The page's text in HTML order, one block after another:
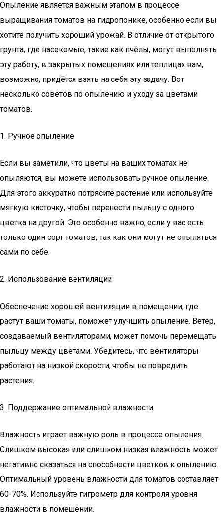
Опыление является важным этапом в процессе
выращивания томатов на гидропонике, особенно если вы
хотите получить хороший урожай. В отличие от открытого
грунта, где насекомые, такие как пчёлы, могут выполнять
эту работу, в закрытых помещениях или теплицах вам,
возможно, придётся взять на себя эту задачу. Вот
несколько советов по опылению и уходу за цветами
томатов.
1. Ручное опыление
Если вы заметили, что цветы на ваших томатах не
опыляются, вы можете использовать ручное опыление.
Для этого аккуратно потрясите растение или используйте
мягкую кисточку, чтобы перенести пыльцу с одного
цветка на другой. Это особенно важно, если у вас есть
только один сорт томатов, так как они могут не опыляться
сами по себе.
2. Использование вентиляции
Обеспечение хорошей вентиляции в помещении, где
растут ваши томаты, поможет улучшить опыление. Ветер,
создаваемый вентиляторами, может помочь перемещать
пыльцу между цветами. Убедитесь, что вентиляторы
работают на низкой скорости, чтобы не повредить
растения.
3. Поддержание оптимальной влажности
Влажность играет важную роль в процессе опыления.
Слишком высокая или слишком низкая влажность может
негативно сказаться на способности цветков к опылению.
Оптимальный уровень влажности для томатов составляет
60-70%. Используйте гигрометр для контроля уровня
влажности в помещении.